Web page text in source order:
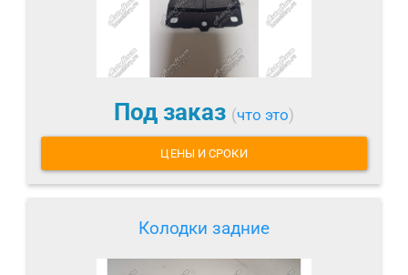
Под заказ (что это)
ЦЕНЫ И СРОКИ
Колодки задние